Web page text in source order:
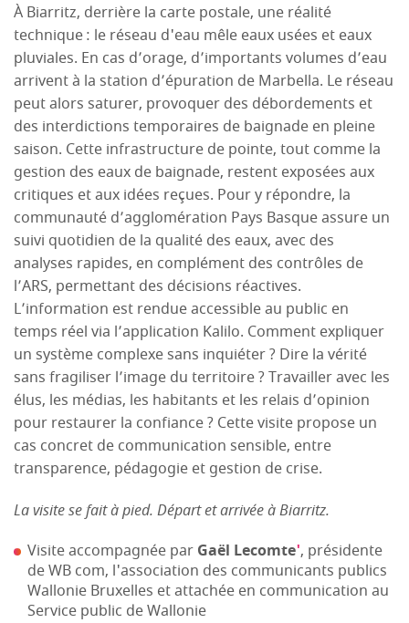
À Biarritz, derrière la carte postale, une réalité
technique : le réseau d'eau mêle eaux usées et eaux
pluviales. En cas d’orage, d’importants volumes d’eau
arrivent à la station d’épuration de Marbella. Le réseau
peut alors saturer, provoquer des débordements et
des interdictions temporaires de baignade en pleine
saison. Cette infrastructure de pointe, tout comme la
gestion des eaux de baignade, restent exposées aux
critiques et aux idées reçues. Pour y répondre, la
communauté d’agglomération Pays Basque assure un
suivi quotidien de la qualité des eaux, avec des
analyses rapides, en complément des contrôles de
l’ARS, permettant des décisions réactives.
L’information est rendue accessible au public en
temps réel via l’application Kalilo. Comment expliquer
un système complexe sans inquiéter ? Dire la vérité
sans fragiliser l’image du territoire ? Travailler avec les
élus, les médias, les habitants et les relais d’opinion
pour restaurer la confiance ? Cette visite propose un
cas concret de communication sensible, entre
transparence, pédagogie et gestion de crise.
La visite se fait à pied. Départ et arrivée à Biarritz.
Visite accompagnée par Gaël Lecomte', présidente
de WB com, l'association des communicants publics
Wallonie Bruxelles et attachée en communication au
Service public de Wallonie